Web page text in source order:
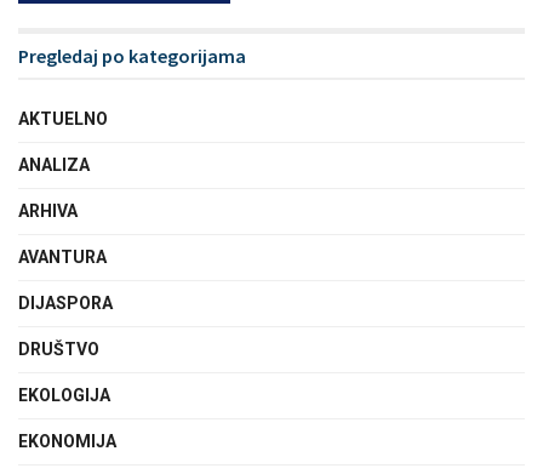
Pregledaj po kategorijama
AKTUELNO
ANALIZA
ARHIVA
AVANTURA
DIJASPORA
DRUŠTVO
EKOLOGIJA
EKONOMIJA